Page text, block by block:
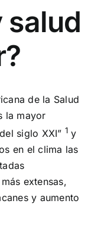
salud
de la Salud
la mayor
siglo XXI” 1 y
en el clima las
extensas,
y aumento